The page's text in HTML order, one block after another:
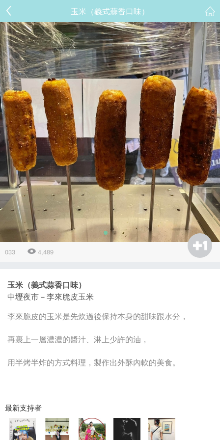
玉米（義式蒜香口味）
033 4,489
玉米（義式蒜香口味）
中壢夜市－李來脆皮玉米
李來脆皮的玉米是先炊過後保持本身的甜味跟水分，
再裹上一層濃濃的醬汁、淋上少許的油，
用半烤半炸的方式料理，製作出外酥內軟的美食。
最新支持者